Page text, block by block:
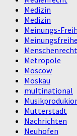
Medizin
Medizin
Meinungs-
Metropole
Moscow
Moskau
multinational
Mutterstadt
Nachrichten
Neuhofen